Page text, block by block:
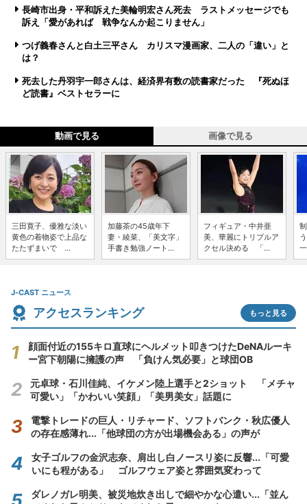
長崎市出身・平和訴えた美輪明宏さん死去 ラストメッセージでも
訴え「愛があれば 戦争なんか起こりません」
つげ義春さんと白土三平さん カリスマ漫画家、二人の「違い」と
は？
死去した丹羽宇一郎さんは、経済界有数の読書家だった 『死ぬほ
ど読書』ベストセラーに
動画で見る 画像で見る
三田寛子、優雅な淡い
黄色の着物姿で上品な
たたずまいで ...
加藤茶の45歳年下
妻・綾菜、「美文字」
手書き勉強ノート...
フィギュア・中井亜
美、華麗にトリプルア
クセル決める 「...
J-CAST ニュース
アクセスランキング もっと見る
顔面付近の155キロ直球にヘルメット叩きつけたDeNAルーキ
ー宮下朝陽に擁護の声 「負けん気必要」と球団OB
元卓球・石川佳純、イケメン陸上選手と2ショット 「メチャ
可愛い」「かわいい笑顔」「美男美女」話題に
電撃トレードの巨人・リチャード、ソフトバンク・秋広優人
の存在感薄れ...「他球団の方が出場機会ある」の声が
女子ゴルフの金沢志奈、肩出し白ノースリ姿に反響...「可愛
いにも程がある」 ゴルフウェア姿と雰囲気変わって
ダレノガレ明美、被災地炊き出しで細やかな心遣い...「並ん